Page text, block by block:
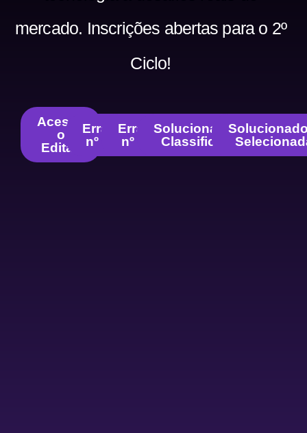
mercado. Inscrições abertas para o 2º
Ciclo!
Acesse
o
Edital!
Errata
nº 01
Errata
nº 02
Solucionadoras
Classificadas